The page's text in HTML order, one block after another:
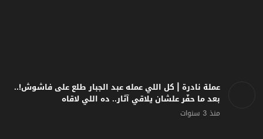
عملة نادرة | كل اللي عمله عبد الجبار طلع على فاشوش!..
بعد ما حفّر علشان يلاقي آثار.. ده اللي لاقاه
منذ 3 سنوات